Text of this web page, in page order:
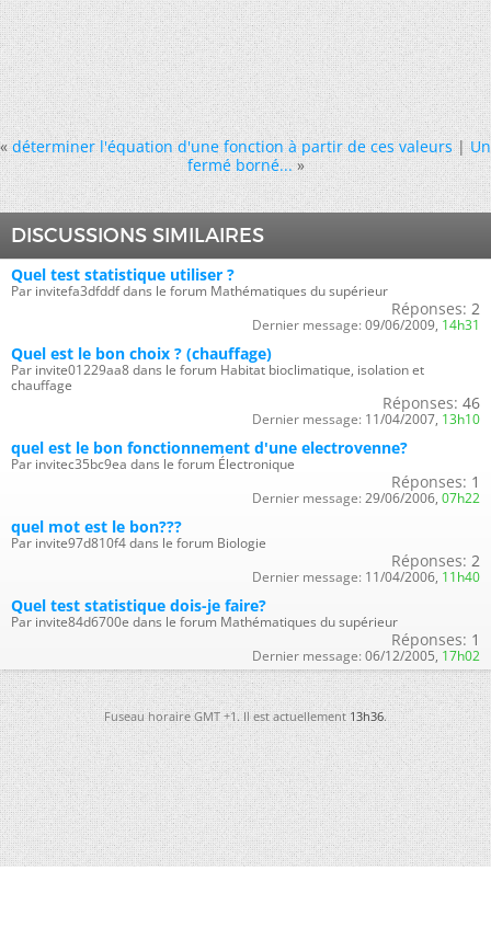
« déterminer l'équation d'une fonction à partir de ces valeurs|Un
fermé borné... »
DISCUSSIONS SIMILAIRES
Quel test statistique utiliser ?
Par invitefa3dfddf dans le forum Mathématiques du supérieur
Réponses: 2
Dernier message: 09/06/2009, 14h31
Quel est le bon choix ? (chauffage)
Par invite01229aa8 dans le forum Habitat bioclimatique, isolation et
chauffage
Réponses: 46
Dernier message: 11/04/2007, 13h10
quel est le bon fonctionnement d'une electrovenne?
Par invitec35bc9ea dans le forum Électronique
Réponses: 1
Dernier message: 29/06/2006, 07h22
quel mot est le bon???
Par invite97d810f4 dans le forum Biologie
Réponses: 2
Dernier message: 11/04/2006, 11h40
Quel test statistique dois-je faire?
Par invite84d6700e dans le forum Mathématiques du supérieur
Réponses: 1
Dernier message: 06/12/2005, 17h02
Fuseau horaire GMT +1. Il est actuellement13h36.